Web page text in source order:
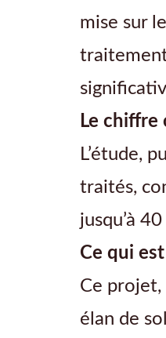
mise sur
Le chiffre
L’étude,
traités,
jusqu’à
Ce qui
Ce projet,
élan de